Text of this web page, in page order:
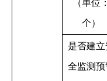
（单位：
个）
是否建立
全监测预